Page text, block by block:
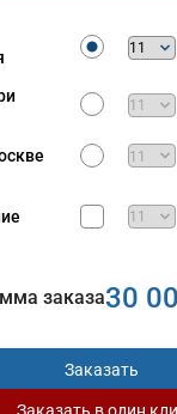
заказа30
Заказать